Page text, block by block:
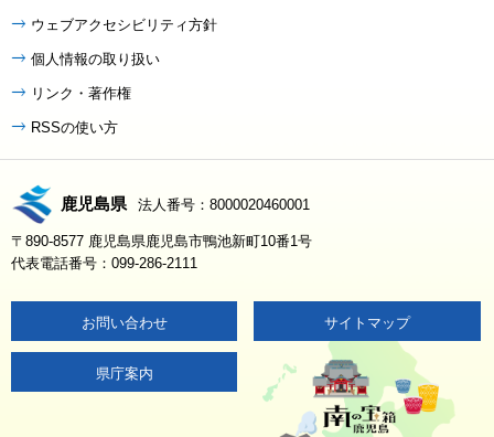
ウェブアクセシビリティ方針
個人情報の取り扱い
リンク・著作権
RSSの使い方
鹿児島県 法人番号：8000020460001
〒890-8577 鹿児島県鹿児島市鴨池新町10番1号
代表電話番号：099-286-2111
お問い合わせ サイトマップ
県庁案内